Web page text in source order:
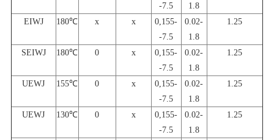
-7.5
1.8
EIWJ 180℃ x x
0,155-
-7.5
0.02-
1.8
1.25
SEIWJ 180℃ 0 x
0,155-
-7.5
0.02-
1.8
1.25
UEWJ 155℃ 0 x
0,155-
-7.5
0.02-
1.8
1.25
UEWJ 130℃ 0 x
0,155-
-7.5
0.02-
1.8
1.25